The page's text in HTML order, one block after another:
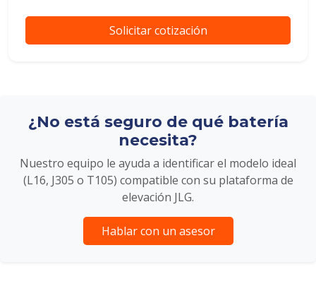
Solicitar cotización
¿No está seguro de qué batería
necesita?
Nuestro equipo le ayuda a identificar el modelo ideal
(L16, J305 o T105) compatible con su plataforma de
elevación JLG.
Hablar con un asesor